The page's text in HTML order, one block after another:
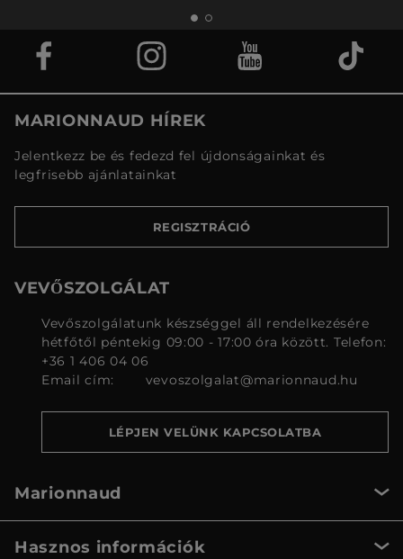
MARIONNAUD HÍREK
Jelentkezz be és fedezd fel újdonságainkat és
legfrisebb ajánlatainkat
REGISZTRÁCIÓ
VEVŐSZOLGÁLAT
Vevőszolgálatunk készséggel áll rendelkezésére
hétfőtől péntekig 09:00 - 17:00 óra között. Telefon:
+36 1 406 04 06
Email cím:
vevoszolgalat@marionnaud.hu
LÉPJEN VELÜNK KAPCSOLATBA
Marionnaud
Hasznos információk